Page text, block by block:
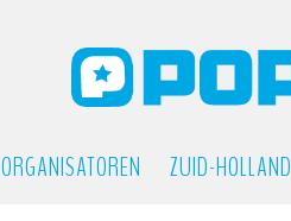
ORGANISATOREN ZUID-HOLLAND